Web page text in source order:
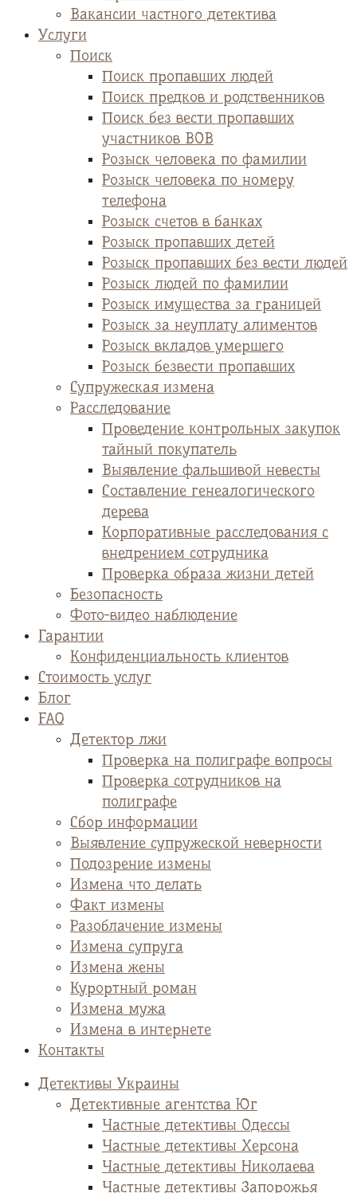
Вакансии частного детектива
Услуги
Поиск
Поиск пропавших людей
Поиск предков и родственников
Поиск без вести пропавших
участников ВОВ
Розыск человека по фамилии
Розыск человека по номеру
телефона
Розыск счетов в банках
Розыск пропавших детей
Розыск пропавших без вести людей
Розыск людей по фамилии
Розыск имущества за границей
Розыск за неуплату алиментов
Розыск вкладов умершего
Розыск безвести пропавших
Супружеская измена
Расследование
Проведение контрольных закупок
тайный покупатель
Выявление фальшивой невесты
Cоставление генеалогического
дерева
Корпоративные расследования с
внедрением сотрудника
Проверка образа жизни детей
Безопасность
Фото-видео наблюдение
Гарантии
Конфиденциальность клиентов
Стоимость услуг
Блог
FAQ
Детектор лжи
Проверка на полиграфе вопросы
Проверка сотрудников на
полиграфе
Сбор информации
Выявление супружеской неверности
Подозрение измены
Измена что делать
Факт измены
Разоблачение измены
Измена супруга
Измена жены
Курортный роман
Измена мужа
Измена в интернете
Контакты
Детективы Украины
Детективные агентства Юг
Частные детективы Одессы
Частные детективы Херсона
Частные детективы Николаева
Частные детективы Запорожья